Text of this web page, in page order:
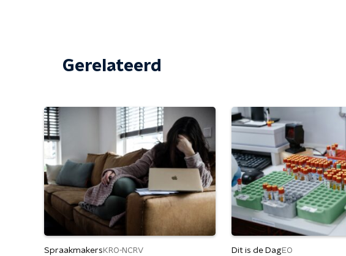
Gerelateerd
Spraakmakers KRO-NCRV Dit is de DagEO